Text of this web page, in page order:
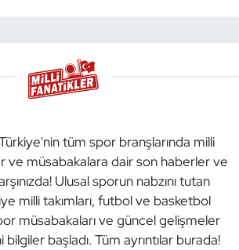
tüm spor branşlarında milli
ve müsabakalara dair son haberler ve
Ulusal sporun nabzını tutan
milli takımları, futbol ve basketbol
müsabakaları ve güncel gelişmeler
bilgiler başladı. Tüm ayrıntılar burada!